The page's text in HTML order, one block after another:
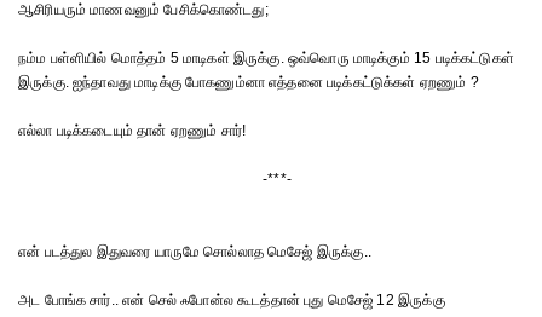
ஆசிரியரும் மாணவனும் பேசிக்கொண்டது;
நம்ம பள்ளியில் மொத்தம் 5 மாடிகள் இருக்கு. ஒவ்வொரு மாடிக்கும் 15 படிக்கட்டுகள்
இருக்கு. ஐந்தாவது மாடிக்கு போகணும்னா எத்தனை படிக்கட்டுக்கள் ஏறணும் ?
எல்லா படிக்கடையும் தான் ஏறணும் சார்!
-***-
என் படத்துல இதுவரை யாருமே சொல்லாத மெசேஜ் இருக்கு..
அட போங்க சார்.. என் செல் ஃபோன்ல கூடத்தான் புது மெசேஜ் 12 இருக்கு